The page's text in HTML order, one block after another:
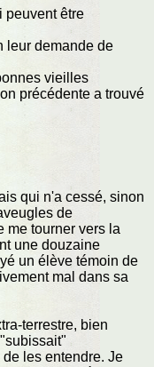
peuvent être
leur demande de
vieilles
précédente a trouvé
qui n'a cessé, sinon
de
me tourner vers la
une douzaine
un élève témoin de
mal dans sa
terrestre, bien
les entendre. Je